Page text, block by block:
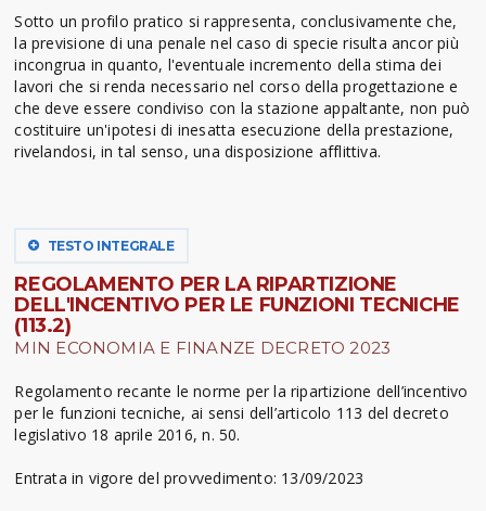
Sotto un profilo pratico si rappresenta, conclusivamente che,
la previsione di una penale nel caso di specie risulta ancor più
incongrua in quanto, l'eventuale incremento della stima dei
lavori che si renda necessario nel corso della progettazione e
che deve essere condiviso con la stazione appaltante, non può
costituire un'ipotesi di inesatta esecuzione della prestazione,
rivelandosi, in tal senso, una disposizione afflittiva.
TESTO INTEGRALE
REGOLAMENTO PER LA RIPARTIZIONE
DELL'INCENTIVO PER LE FUNZIONI TECNICHE
(113.2)
MIN ECONOMIA E FINANZE DECRETO 2023
Regolamento recante le norme per la ripartizione dell’incentivo
per le funzioni tecniche, ai sensi dell’articolo 113 del decreto
legislativo 18 aprile 2016, n. 50.
Entrata in vigore del provvedimento: 13/09/2023